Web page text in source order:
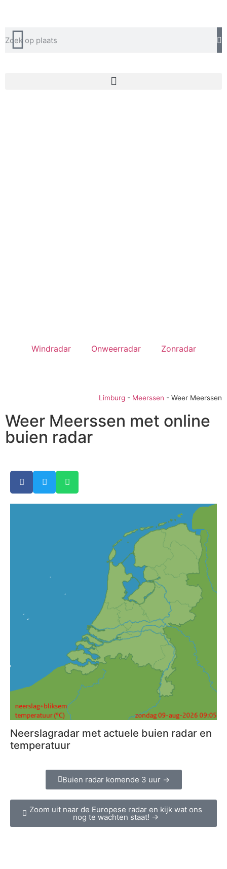
Windradar Onweerradar Zonradar
Limburg - Meerssen - Weer Meerssen
Weer Meerssen met online
buien radar
Neerslagradar met actuele buien radar en
temperatuur
Buien radar komende 3 uur →
Zoom uit naar de Europese radar en kijk wat ons
nog te wachten staat! →